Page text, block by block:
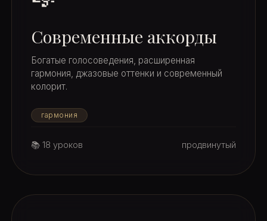
Современные аккорды
Богатые голосоведения, расширенная
гармония, джазовые оттенки и современный
колорит.
гармония
📚 18 уроков продвинутый